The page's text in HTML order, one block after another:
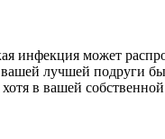
инфекция может
лучшей подруги
хотя в вашей